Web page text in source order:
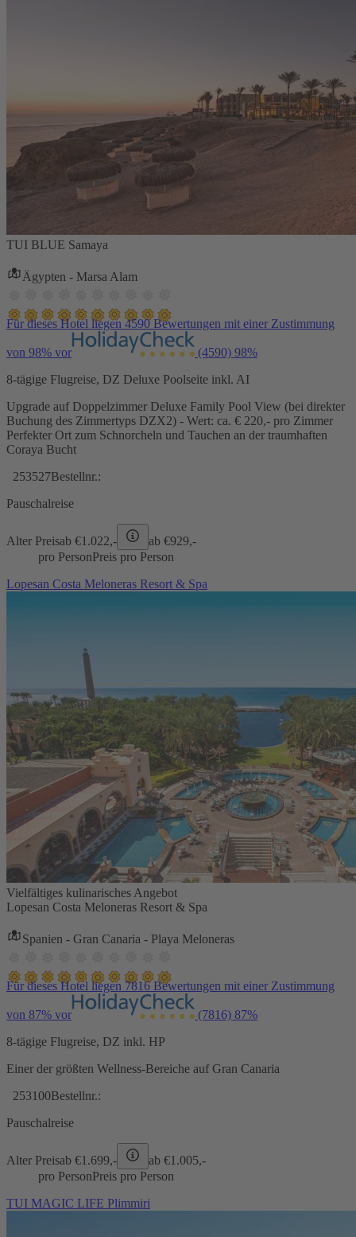
TUI BLUE Samaya
Ägypten - Marsa Alam
Für dieses Hotel liegen 4590 Bewertungen mit einer Zustimmung
von 98% vor (4590) 98%
8-tägige Flugreise, DZ Deluxe Poolseite inkl. AI
Upgrade auf Doppelzimmer Deluxe Family Pool View (bei direkter
Buchung des Zimmertyps DZX2) - Wert: ca. € 220,- pro Zimmer
Perfekter Ort zum Schnorcheln und Tauchen an der traumhaften
Coraya Bucht
253527Bestellnr.:
Pauschalreise
Alter Preisab €1.022,- ab €929,-
pro PersonPreis pro Person
Lopesan Costa Meloneras Resort & Spa
Vielfältiges kulinarisches Angebot
Lopesan Costa Meloneras Resort & Spa
Spanien - Gran Canaria - Playa Meloneras
Für dieses Hotel liegen 7816 Bewertungen mit einer Zustimmung
von 87% vor (7816) 87%
8-tägige Flugreise, DZ inkl. HP
Einer der größten Wellness-Bereiche auf Gran Canaria
253100Bestellnr.:
Pauschalreise
Alter Preisab €1.699,- ab €1.005,-
pro PersonPreis pro Person
TUI MAGIC LIFE Plimmiri